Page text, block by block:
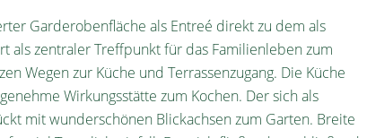
Garderobenfläche als Entreé direkt zu dem als
als zentraler Treffpunkt für das Familienleben zum
Wegen zur Küche und Terrassenzugang. Die Küche
Wirkungsstätte zum Kochen. Der sich als
mit wunderschönen Blickachsen zum Garten. Breite